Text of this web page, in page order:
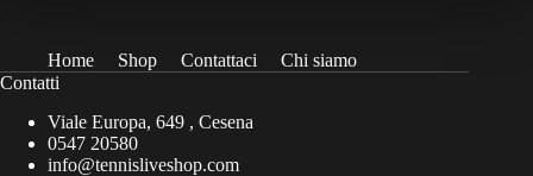
Home Shop Contattaci
Chi siamo
Contatti
Viale Europa, 649 , Cesena
0547 20580
info@tennisliveshop.com